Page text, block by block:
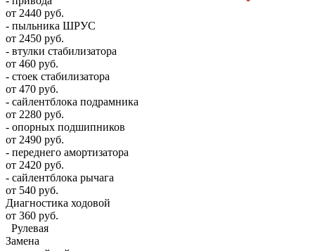
от 2440 руб.
- пыльника ШРУС
от 2450 руб.
- втулки стабилизатора
от 460 руб.
- стоек стабилизатора
от 470 руб.
- сайлентблока подрамника
от 2280 руб.
- опорных подшипников
от 2490 руб.
- переднего амортизатора
от 2420 руб.
- сайлентблока рычага
от 540 руб.
Диагностика ходовой
от 360 руб.
Рулевая
Замена